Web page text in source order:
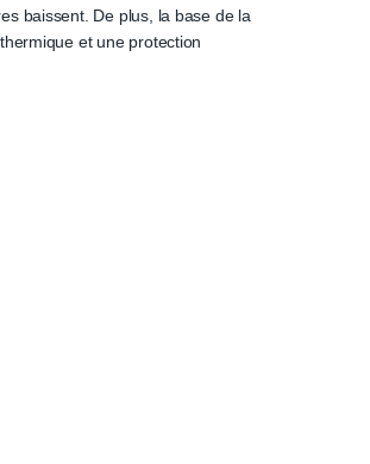
baissent. De plus, la base de la
et une protection